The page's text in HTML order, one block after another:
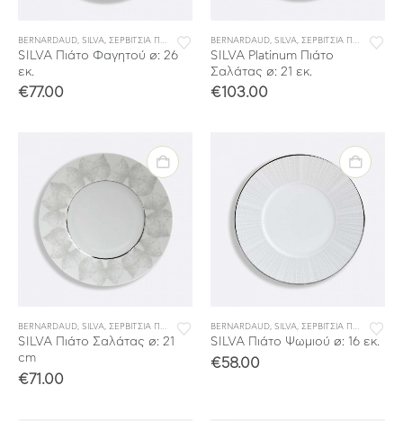
BERNARDAUD SILVA ΣΕΡΒΙΤΣΙΑ ΠΟΡΣΕΛΑΝΗΣ ,ΣΕΡΒΙΤΣΙΑ ΦΑΓΗΤΟΥ
SILVA Πιάτο Φαγητού ø: 26
εκ.
€77.00
BERNARDAUD SILVA ΣΕΡΒΙΤΣΙΑ ΠΟΡΣΕΛΑΝΗΣ
SILVA Platinum Πιάτο
Σαλάτας ø: 21 εκ.
€103.00
BERNARDAUD, SILVA, ΣΕΡΒΙΤΣΙΑ ΠΟΡΣΕΛΑΝΗΣ ,ΣΕΡΒΙΤΣΙΑ ΦΑΓΗΤΟΥ
SILVA Πιάτο Σαλάτας ø: 21
cm
€71.00
BERNARDAUD, SILVA, ΣΕΡΒΙΤΣΙΑ ΠΟΡΣΕΛΑΝΗΣ
SILVA Πιάτο Ψωμιού ø: 16 εκ.
€58.00